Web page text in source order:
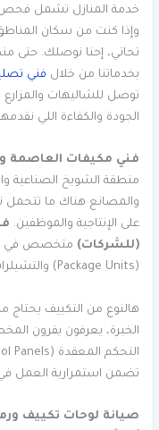
خدمة المنازل تشمل فحص
وإذا كنت من سكان
تحاتي، إحنا نوصلك. حتى
بخدماتنا من خلال فني
توصل للشاليهات
الجودة والكفاءة اللي
فني مكيفات العاصمة
منطقة الشويخ الصناعية
والمصانع هناك ما تتحمل
على الإنتاجية والموظفين.
(للشركات) متخصص في
(Package Units) والتشيلرات (Chillers).
هالنوع من التكييف
تضمن استمرارية العمل
صيانة لوحات تكييف